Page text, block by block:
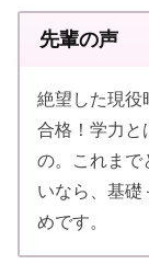
先輩の声
絶望した現
合格！学力と
の。これまで
いなら、基礎
めです。